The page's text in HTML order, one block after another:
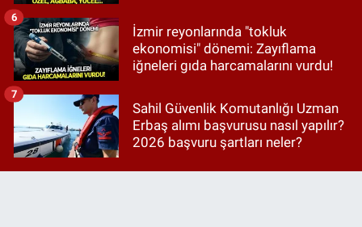
İzmir reyonlarında "tokluk
ekonomisi" dönemi: Zayıflama
iğneleri gıda harcamalarını vurdu!
6
Sahil Güvenlik Komutanlığı Uzman
Erbaş alımı başvurusu nasıl yapılır?
2026 başvuru şartları neler?
7